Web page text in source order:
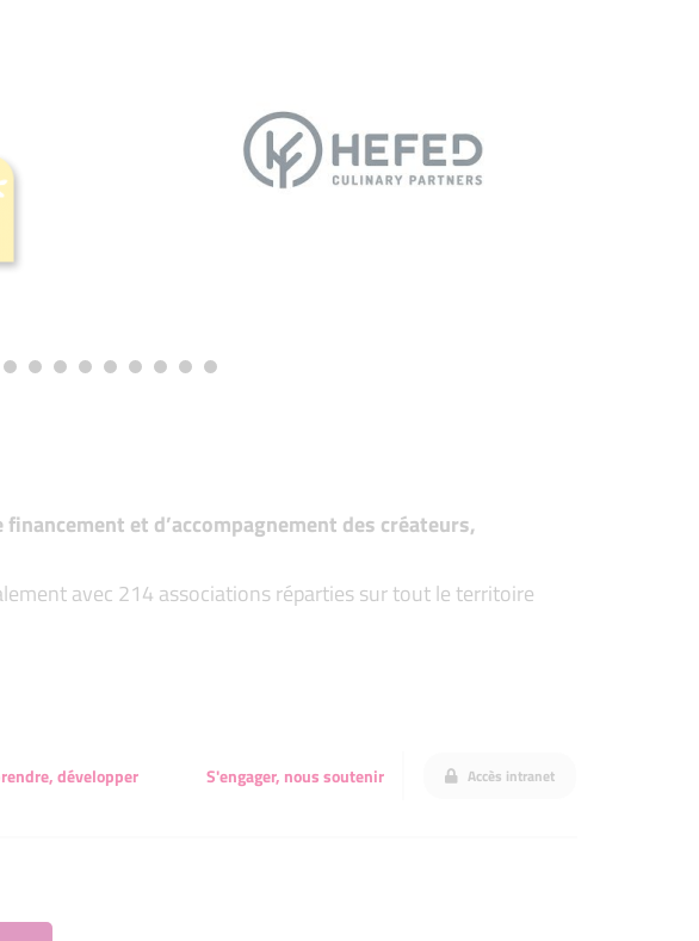
et d’accompagnement des créateurs,
avec 214 associations réparties sur tout le territoire
développer S'engager, nous soutenir Accès intranet